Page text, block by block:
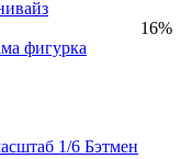
16%
фигурка